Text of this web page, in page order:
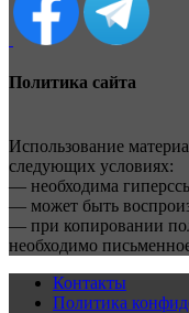
Политика сайта
Использование
следующих условиях:
— необходима
— может быть
— при копировании
необходимо
Контакты
Политика